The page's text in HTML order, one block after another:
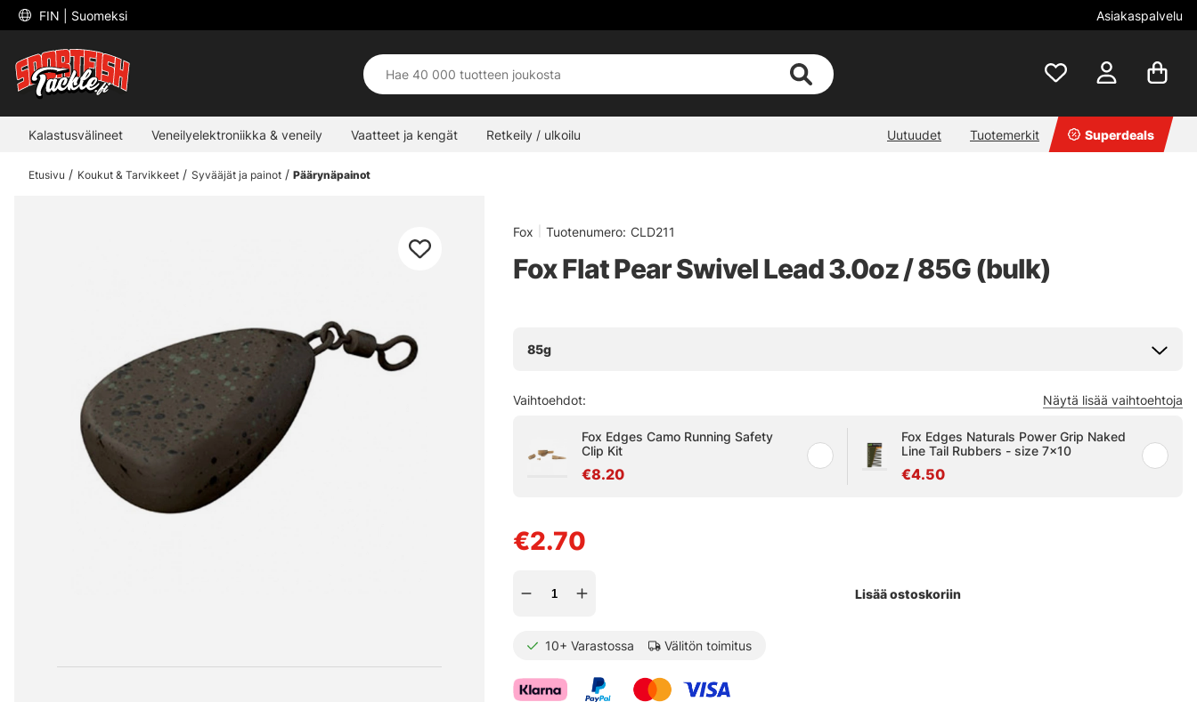
FIN | Suomeksi Asiakaspalvelu
Kalastusvälineet Veneilyelektroniikka & veneily Vaatteet ja kengät Retkeily / ulkoilu Uutuudet Tuotemerkit Superdeals
Etusivu Koukut & Tarvikkeet Syvääjät ja painot Päärynäpainot
Fox Tuotenumero: CLD211
Fox Flat Pear Swivel Lead 3.0oz / 85G (bulk)
85g
Vaihtoehdot: Näytä lisää vaihtoehtoja
Fox Edges Camo Running Safety
Clip Kit
€8.20
Fox Edges Naturals Power Grip Naked
Line Tail Rubbers - size 7x10
€4.50
€2.70
Lisää ostoskoriin
10+ Varastossa Välitön toimitus